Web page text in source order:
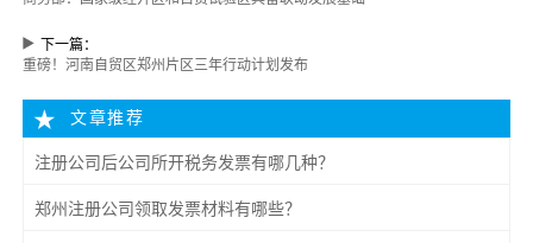
下一篇：
重磅！河南自贸区郑州片区三年行动计划发布
文章推荐
注册公司后公司所开税务发票有哪几种？
郑州注册公司领取发票材料有哪些？